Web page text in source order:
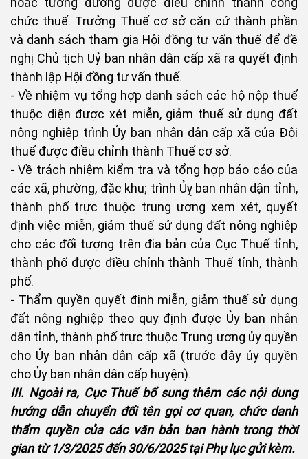
chức thuế. Trưởng Thuế cơ sở căn cứ thành phần
và danh sách tham gia Hội đồng tư vấn thuế để đề
nghị Chủ tịch Uỷ ban nhân dân cấp xã ra quyết định
thành lập Hội đồng tư vấn thuế.
- Về nhiệm vụ tổng hợp danh sách các hộ nộp thuế
thuộc diện được xét miễn, giảm thuế sử dụng đất
nông nghiệp trình Ủy ban nhân dân cấp xã của Đội
thuế được điều chỉnh thành Thuế cơ sở.
- Về trách nhiệm kiểm tra và tổng hợp báo cáo của
các xã, phường, đặc khu; trình Ủỵ ban nhân dận tỉnh,
thành phố trực thuộc trung ương xem xét, quyết
định việc miễn, giảm thuế sử dụng đất nông nghiệp
cho các đối tượng trên địa bản của Cục Thuế tỉnh,
thành phố được điều chỉnh thành Thuế tỉnh, thành
phố.
- Thẩm quyền quyết định miễn, giảm thuế sử dụng
đất nông nghiệp theo quy định được Ủy ban nhân
dân tỉnh, thành phố trực thuộc Trung ương ủy quyền
cho Ủy ban nhân dân cấp xã (trước đây ủy quyền
cho Ủy ban nhân dân cấp huyện).
III. Ngoài ra, Cục Thuế bổ sung thêm các nội dung
hướng dẫn chuyển đổi tên gọi cơ quan, chức danh
thẩm quyền của các văn bản ban hành trong thời
gian từ 1/3/2025 đến 30/6/2025 tại Phụ lục gửi kèm.